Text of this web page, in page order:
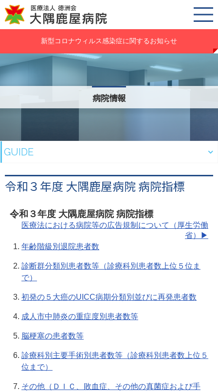
新型コロナウィルス感染症に関するお知らせ
病院情報
令和３年度 大隅鹿屋病院 病院指標
令和３年度 大隅鹿屋病院病院指標
医療法における病院等の広告規制について（厚生労働
省）
年齢階級別退院患者数
診断群分類別患者数等（診療科別患者数上位５位ま
で）
初発の５大癌のUICC病期分類別並びに再発患者数
成人市中肺炎の重症度別患者数等
脳梗塞の患者数等
診療科別主要手術別患者数等（診療科別患者数上位５
位まで）
その他（ＤＩＣ、敗血症、その他の真菌症および手
GUIDE